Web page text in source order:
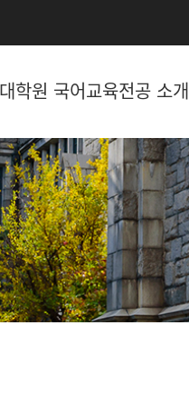
학원 국어교육전공 소개